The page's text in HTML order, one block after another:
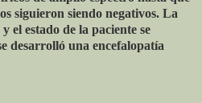
siguieron siendo negativos. La
el estado de la paciente se
desarrolló una encefalopatía